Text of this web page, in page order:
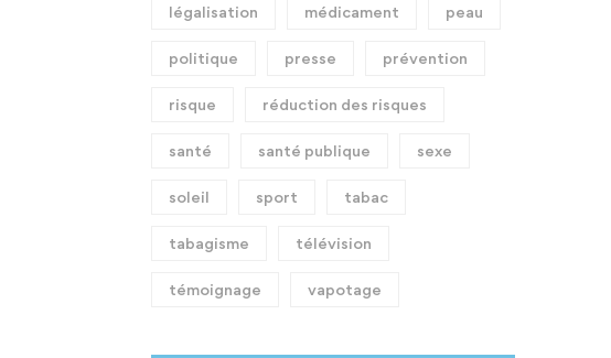
légalisation médicament peau
politique presse prévention
risque réduction des risques
santé santé publique sexe
soleil sport tabac
tabagisme télévision
témoignage vapotage